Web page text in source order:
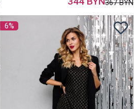
367 BYN
6%